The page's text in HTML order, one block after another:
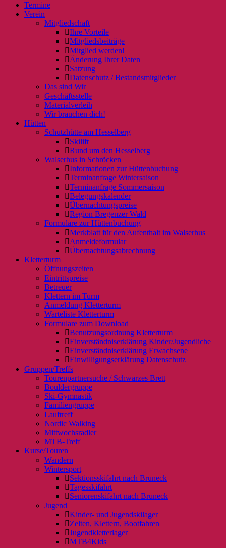
Termine
Verein
Mitgliedschaft
Ihre Vorteile
Mitgliedsbeiträge
Mitglied werden!
Änderung Ihrer Daten
Satzung
Datenschutz / Bestandsmitglieder
Das sind Wir
Geschäftsstelle
Materialverleih
Wir brauchen dich!
Hütten
Schutzhütte am Hesselberg
Skilift
Rund um den Hesselberg
Walserhus in Schröcken
Informationen zur Hüttenbuchung
Terminanfrage Wintersaison
Terminanfrage Sommersaison
Belegungskalender
Übernachtungspreise
Region Bregenzer Wald
Formulare zur Hüttenbuchung
Merkblatt für den Aufenthalt im Walserhus
Anmeldeformular
Übernachtungsabrechnung
Kletterturm
Öffnungszeiten
Eintrittspreise
Betreuer
Klettern im Turm
Anmeldung Kletterturm
Warteliste Kletterturm
Formulare zum Download
Benutzungsordnung Kletterturm
Einverständniserklärung Kinder/Jugendliche
Einverständniserklärung Erwachsene
Einwilligungserklärung Datenschutz
Gruppen/Treffs
Tourenpartnersuche / Schwarzes Brett
Bouldergruppe
Ski-Gymnastik
Familiengruppe
Lauftreff
Nordic Walking
Mittwochsradler
MTB-Treff
Kurse/Touren
Wandern
Wintersport
Sektionsskifahrt nach Bruneck
Tagesskifahrt
Seniorenskifahrt nach Bruneck
Jugend
Kinder- und Jugendskilager
Zelten, Klettern, Bootfahren
Jugendkletterlager
MTB4Kids